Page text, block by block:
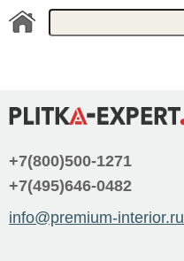
+7(800)500-1271
+7(495)646-0482
info@premium-interior.ru